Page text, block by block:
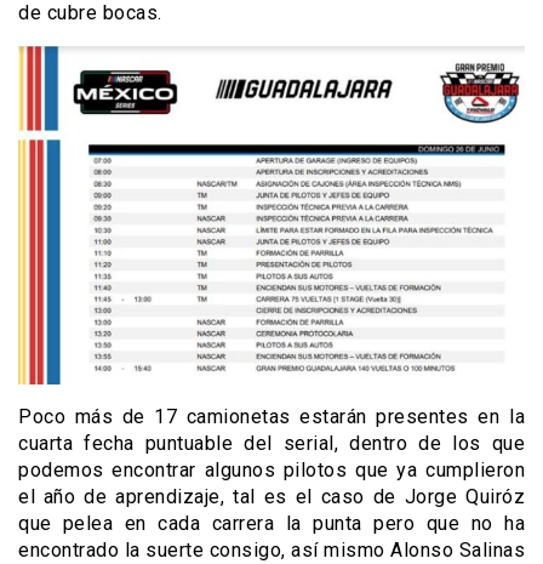
de cubre bocas.
Poco más de 17 camionetas estarán presentes en la
cuarta fecha puntuable del serial, dentro de los que
podemos encontrar algunos pilotos que ya cumplieron
el año de aprendizaje, tal es el caso de Jorge Quiróz
que pelea en cada carrera la punta pero que no ha
encontrado la suerte consigo, así mismo Alonso Salinas